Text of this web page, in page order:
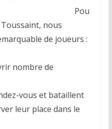
Pou
nous
de joueurs :
nombre de
vous et bataillent
leur place dans le